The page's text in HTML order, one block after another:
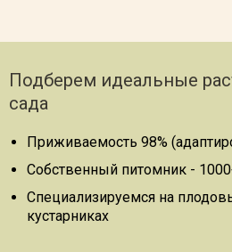
Подберем идеальные
сада
Приживаемость 98%
Собственный питомник -
Специализируемся на
кустарниках